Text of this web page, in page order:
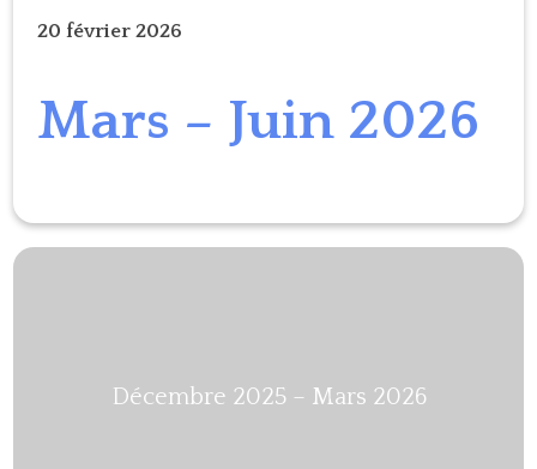
20 février 2026
Mars – Juin 2026
Décembre 2025 – Mars 2026